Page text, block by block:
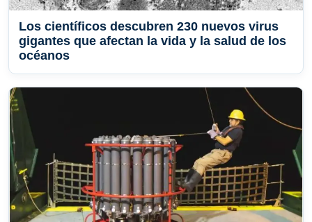
Los científicos descubren 230 nuevos virus
gigantes que afectan la vida y la salud de los
océanos